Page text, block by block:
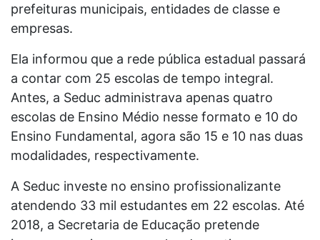
prefeituras municipais, entidades de classe e
empresas.
Ela informou que a rede pública estadual passará
a contar com 25 escolas de tempo integral.
Antes, a Seduc administrava apenas quatro
escolas de Ensino Médio nesse formato e 10 do
Ensino Fundamental, agora são 15 e 10 nas duas
modalidades, respectivamente.
A Seduc investe no ensino profissionalizante
atendendo 33 mil estudantes em 22 escolas. Até
2018, a Secretaria de Educação pretende